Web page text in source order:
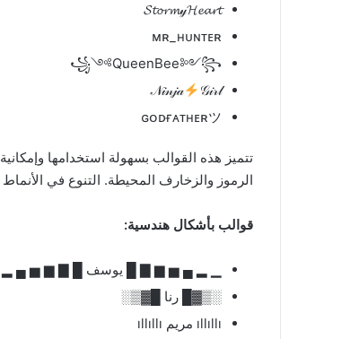
𝓢𝓽𝓸𝓻𝓶𝓎𝓗𝓮𝓪𝓻𝓽
ᴍʀ_ʜᴜɴᴛᴇʀ
꧁༺QueenBee༻꧂
𝒩𝒾𝓃𝒿𝒶
𝒢𝒾𝓇𝓁
ɢᴏᴅғᴀᴛʜᴇʀツ
تتميز هذه القوالب بسهولة استخدامها
الرموز والزخارف المحيطة. التنوع في
قوالب بأشكال هندسية:
▁ ▂ ▄ ▅ ▆ ▇ █ يوسف █ ▇ ▆ ▅ ▄ ▂
░▒▓█ رنا █▓▒░
ıllıllı مريم ıllıllı